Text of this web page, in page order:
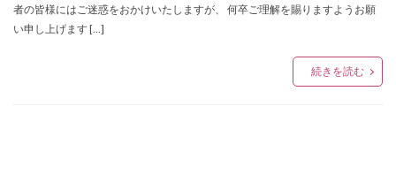
者の皆様にはご迷惑をおかけいたしますが、 何卒ご理解を賜りますようお願
い申し上げます […]
続きを読む